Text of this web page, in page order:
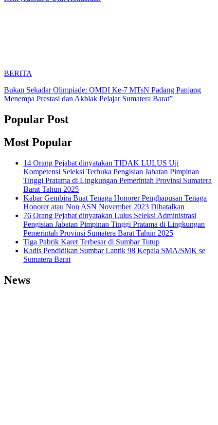
BERITA
Bukan Sekadar Olimpiade: OMDI Ke-7 MTsN Padang Panjang
Menempa Prestasi dan Akhlak Pelajar Sumatera Barat”
Popular Post
Most Popular
14 Orang Pejabat dinyatakan TIDAK LULUS Uji
Kompetensi Seleksi Terbuka Pengisian Jabatan Pimpinan
Tinggi Pratama di Lingkungan Pemerintah Provinsi Sumatera
Barat Tahun 2025
Kabar Gembira Buat Tenaga Honorer Penghapusan Tenaga
Honorer atau Non ASN November 2023 Dibatalkan
76 Orang Pejabat dinyatakan Lulus Seleksi Administrasi
Pengisian Jabatan Pimpinan Tinggi Pratama di Lingkungan
Pemerintah Provinsi Sumatera Barat Tahun 2025
Tiga Pabrik Karet Terbesar di Sumbar Tutup
Kadis Pendidikan Sumbar Lantik 98 Kepala SMA/SMK se
Sumatera Barat
News